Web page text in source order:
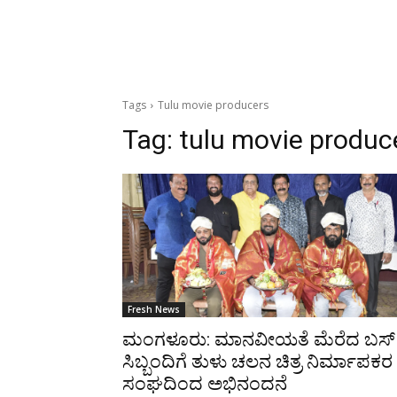
Tags Tulu movie producers
Tag: tulu movie
Fresh News
ಮಂಗಳೂರು: ಮಾನವೀಯತೆ ಮೆರೆದ ಬಸ್
ಸಿಬ್ಬಂದಿಗೆ ತುಳು ಚಲನ ಚಿತ್ರ ನಿರ್ಮಾಪಕರ
ಸಂಘದಿಂದ ಅಭಿನಂದನೆ